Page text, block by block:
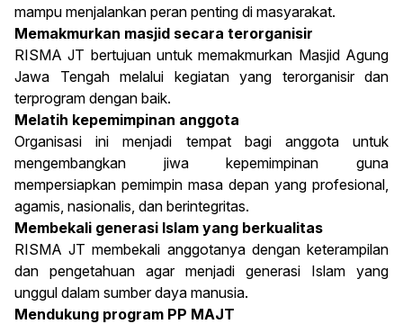
mampu menjalankan peran penting di masyarakat.
Memakmurkan masjid secara terorganisir
RISMA JT bertujuan untuk memakmurkan Masjid Agung
Jawa Tengah melalui kegiatan yang terorganisir dan
terprogram dengan baik.
Melatih kepemimpinan anggota
Organisasi ini menjadi tempat bagi anggota untuk
mengembangkan jiwa kepemimpinan guna
mempersiapkan pemimpin masa depan yang profesional,
agamis, nasionalis, dan berintegritas.
Membekali generasi Islam yang berkualitas
RISMA JT membekali anggotanya dengan keterampilan
dan pengetahuan agar menjadi generasi Islam yang
unggul dalam sumber daya manusia.
Mendukung program PP MAJT